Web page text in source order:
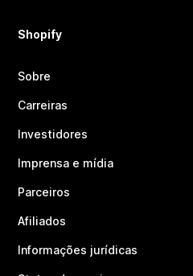
Shopify
Sobre
Carreiras
Investidores
Imprensa e mídia
Parceiros
Afiliados
Informações jurídicas